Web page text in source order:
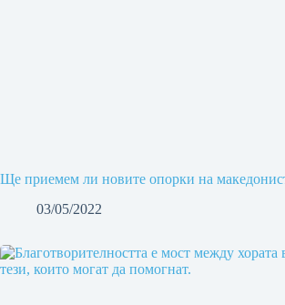
Ще приемем ли новите опорки на
03/05/2022